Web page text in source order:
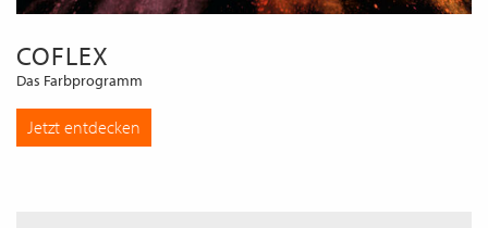
COFLEX
Das Farbprogramm
Jetzt entdecken